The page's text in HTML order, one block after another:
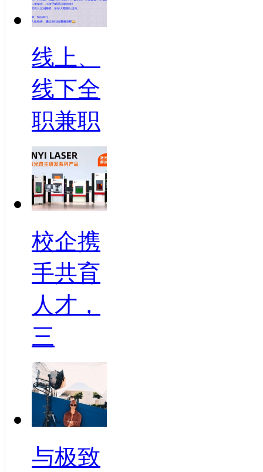
线上、
线下全
职兼职
校企携
手共育
人才，
三
与极致